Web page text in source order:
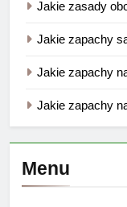
Jakie zasady
Jakie zapachy
Jakie zapachy
Jakie zapachy
Menu